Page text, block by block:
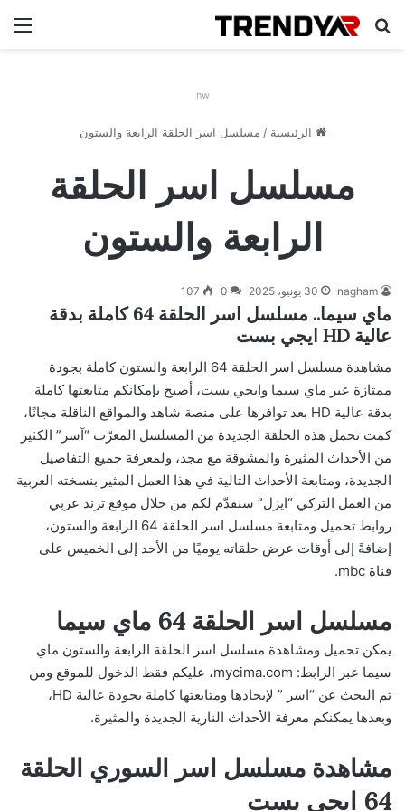
بحث عن
nw
الرئيسية / مسلسل اسر الحلقة الرابعة والستون
مسلسل اسر الحلقة
الرابعة والستون
nagham 30 يونيو، 2025 0
107
ماي سيما.. مسلسل اسر الحلقة 64 كاملة بدقة
عالية HD ايجي بست
مشاهدة مسلسل اسر الحلقة 64 الرابعة والستون كاملة بجودة
ممتازة عبر ماي سيما وايجي بست، أصبح بإمكانكم متابعتها كاملة
بدقة عالية HD بعد توافرها على منصة شاهد والمواقع الناقلة مجانًا،
كمت تحمل هذه الحلقة الجديدة من المسلسل المعرّب “آسر” الكثير
من الأحداث المثيرة والمشوقة مع مجد، ولمعرفة جميع التفاصيل
الجديدة، ومتابعة الأحداث التالية في هذا العمل المثير بنسخته العربية
من العمل التركي “ايزل” سنقدّم لكم من خلال موقع ترند عربي
روابط تحميل ومتابعة مسلسل اسر الحلقة 64 الرابعة والستون،
إضافةً إلى أوقات عرض حلقاته يوميًا من الأحد إلى الخميس على
قناة mbc.
مسلسل اسر الحلقة 64 ماي سيما
يمكن تحميل ومشاهدة مسلسل اسر الحلقة الرابعة والستون ماي
سيما عبر الرابط: mycima.com، عليكم فقط الدخول للموقع ومن
ثم البحث عن “اسر ” لإيجادها ومتابعتها كاملة بجودة عالية HD،
وبعدها يمكنكم معرفة الأحداث النارية الجديدة والمثيرة.
مشاهدة مسلسل اسر السوري الحلقة
64 ايجي بست